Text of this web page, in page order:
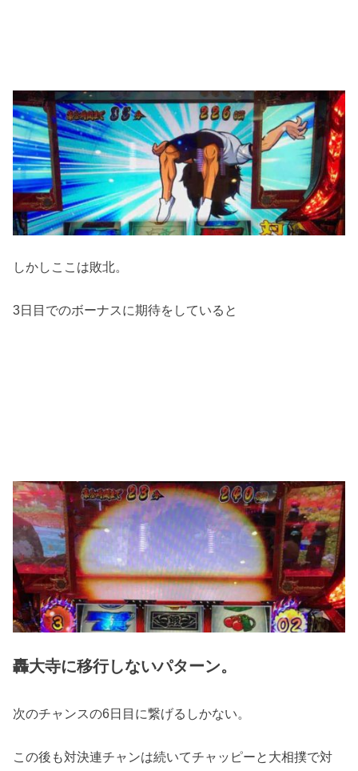
しかしここは敗北。
3日目でのボーナスに期待をしていると
轟大寺に移行しないパターン。
次のチャンスの6日目に繋げるしかない。
この後も対決連チャンは続いてチャッピーと大相撲で対